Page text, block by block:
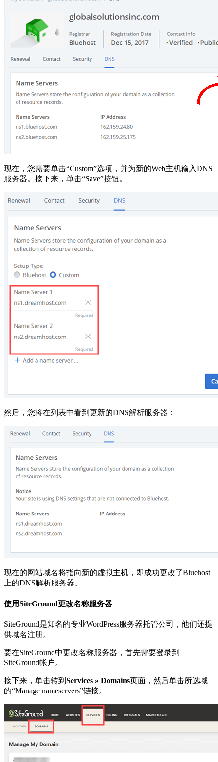
现在，您需要单击“Custom”选项，并为新的Web主机输入DNS
服务器。接下来，单击“Save”按钮。
然后，您将在列表中看到更新的DNS解析服务器：
现在的网站域名将指向新的虚拟主机，即成功更改了Bluehost
上的DNS解析服务器。
使用SiteGround更改名称服务器
SiteGround是知名的专业WordPress服务器托管公司，他们还提
供域名注册。
要在SiteGround中更改名称服务器，首先需要登录到
SiteGround帐户。
接下来，单击转到 Services » Domains页面，然后单击所选域
的“Manage nameservers”链接。